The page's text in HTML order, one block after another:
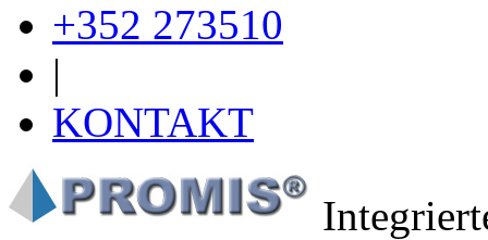
+352 273510
|
KONTAKT